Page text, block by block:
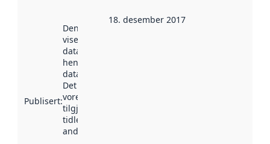
Publisert:
Denne datoen
viser når
datasettet vart
henta inn av
data.norge.no.
Det kan ha
vore
tilgjengeleg
tidlegare
andre stader.
18. desember 2017